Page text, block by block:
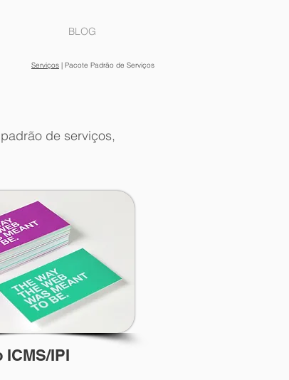
BLOG
Serviços | Pacote Padrão de Serviços
de serviços,
ICMS/IPI